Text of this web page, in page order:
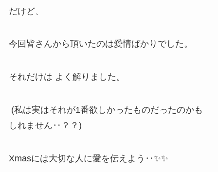
だけど、
今回皆さんから頂いたのは愛情ばかりでした。
それだけは よく解りました。
(私は実はそれが1番欲しかったものだったのかも
しれません‥？？)
Xmasには大切な人に愛を伝えよう‥✨✨